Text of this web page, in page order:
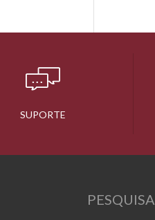
SUPORTE
PESQUISA